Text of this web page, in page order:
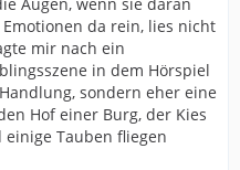
da rein, lies nicht
mir nach ein
in dem Hörspiel
sondern eher eine
Hof einer Burg, der Kies
Tauben fliegen